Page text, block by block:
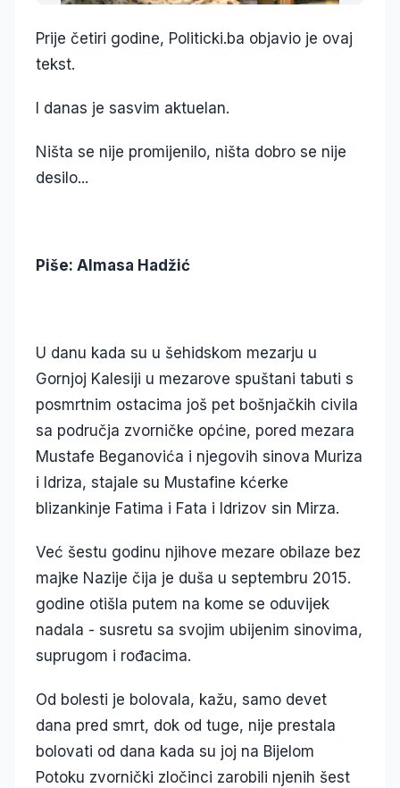
Prije četiri godine, Politicki.ba objavio je ovaj
tekst.
I danas je sasvim aktuelan.
Ništa se nije promijenilo, ništa dobro se nije
desilo...
Piše: Almasa Hadžić
U danu kada su u šehidskom mezarju u
Gornjoj Kalesiji u mezarove spuštani tabuti s
posmrtnim ostacima još pet bošnjačkih civila
sa područja zvorničke općine, pored mezara
Mustafe Beganovića i njegovih sinova Muriza
i Idriza, stajale su Mustafine kćerke
blizankinje Fatima i Fata i Idrizov sin Mirza.
Već šestu godinu njihove mezare obilaze bez
majke Nazije čija je duša u septembru 2015.
godine otišla putem na kome se oduvijek
nadala - susretu sa svojim ubijenim sinovima,
suprugom i rođacima.
Od bolesti je bolovala, kažu, samo devet
dana pred smrt, dok od tuge, nije prestala
bolovati od dana kada su joj na Bijelom
Potoku zvornički zločinci zarobili njenih šest